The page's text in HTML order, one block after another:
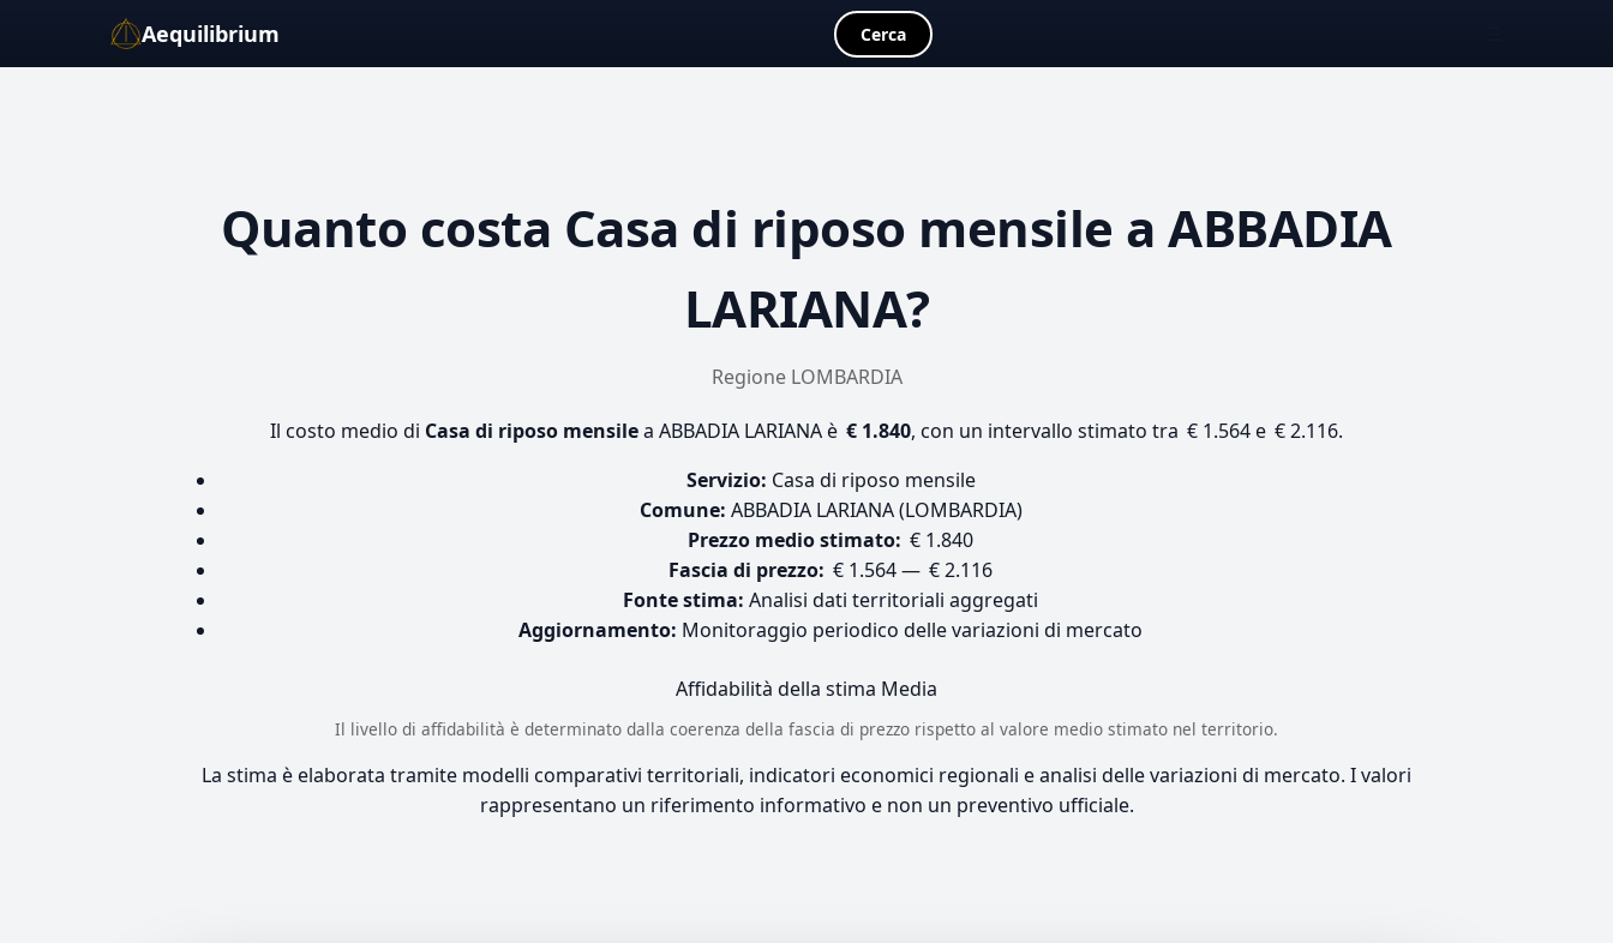
Aequilibrium Cerca
Quanto costa Casa di riposo mensile a ABBADIA
LARIANA?
Regione LOMBARDIA
Il costo medio di Casa di riposo mensilea ABBADIA LARIANA è € 1.840, con un intervallo stimato tra € 1.564 e € 2.116.
Servizio: Casa di riposo mensile
Comune: ABBADIA LARIANA (LOMBARDIA)
Prezzo medio stimato: € 1.840
Fascia di prezzo: € 1.564 — € 2.116
Fonte stima: Analisi dati territoriali aggregati
Aggiornamento: Monitoraggio periodico delle variazioni di mercato
Affidabilità della stima Media
Il livello di affidabilità è determinato dalla coerenza della fascia di prezzo rispetto al valore medio stimato nel territorio.
La stima è elaborata tramite modelli comparativi territoriali, indicatori economici regionali e analisi delle variazioni di mercato. I valori
rappresentano un riferimento informativo e non un preventivo ufficiale.